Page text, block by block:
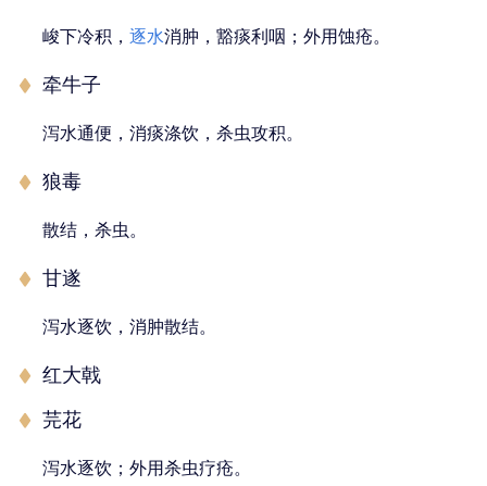
峻下冷积， 逐水消肿，豁痰利咽；外用蚀疮。
牵牛子
泻水通便，消痰涤饮，杀虫攻积。
狼毒
散结，杀虫。
甘遂
泻水逐饮，消肿散结。
红大戟
芫花
泻水逐饮；外用杀虫疗疮。